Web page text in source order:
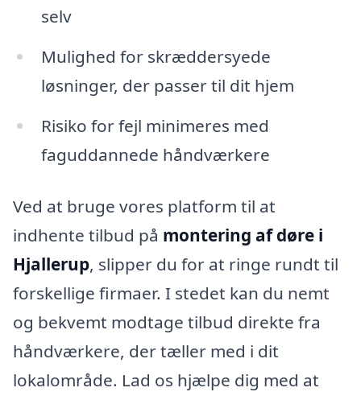
selv
Mulighed for skræddersyede
løsninger, der passer til dit hjem
Risiko for fejl minimeres med
faguddannede håndværkere
Ved at bruge vores platform til at
indhente tilbud på montering af døre i
Hjallerup, slipper du for at ringe rundt til
forskellige firmaer. I stedet kan du nemt
og bekvemt modtage tilbud direkte fra
håndværkere, der tæller med i dit
lokalområde. Lad os hjælpe dig med at